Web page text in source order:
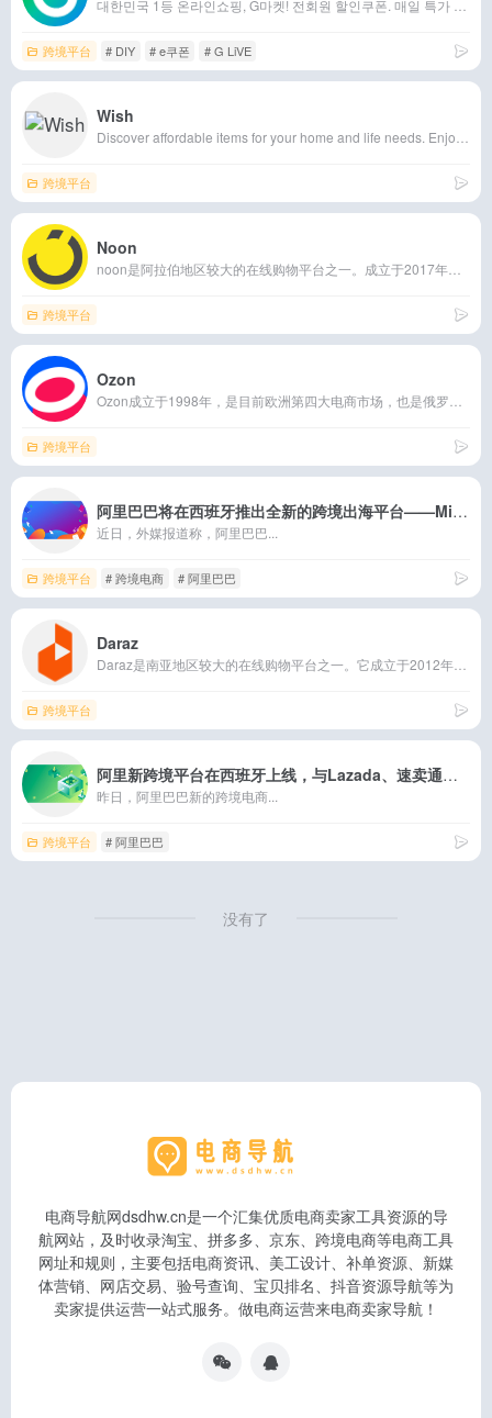
跨境平台 # DIY # e쿠폰 # G LiVE
Wish
跨境平台
Noon
跨境平台
Ozon
跨境平台
阿里巴巴将在西班牙推出全新的跨境出海平台——Miravia
近日，外媒报道称，阿里巴巴...
跨境平台 # 跨境电商 # 阿里巴巴
Daraz
跨境平台
阿里新跨境平台在西班牙上线，与Lazada、速卖通相互独立
昨日，阿里巴巴新的跨境电商...
跨境平台 # 阿里巴巴
没有了
电商导航网dsdhw.cn是一个汇集优质电商卖家工具资源的导
航网站，及时收录淘宝、拼多多、京东、跨境电商等电商工具
网址和规则，主要包括电商资讯、美工设计、补单资源、新媒
体营销、网店交易、验号查询、宝贝排名、抖音资源导航等为
卖家提供运营一站式服务。做电商运营来电商卖家导航！